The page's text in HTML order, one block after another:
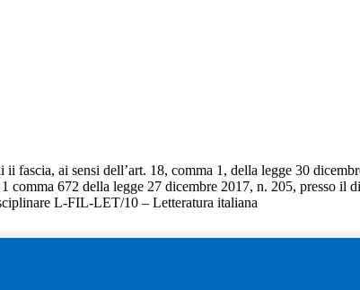
fascia, ai sensi dell’art. 18, comma 1, della legge 30
comma 672 della legge 27 dicembre 2017, n. 205, presso
L-FIL-LET/10 – Letteratura italiana